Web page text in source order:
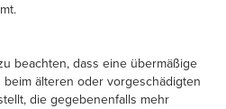
beachten, dass eine übermäßige
älteren oder vorgeschädigten
die gegebenenfalls mehr